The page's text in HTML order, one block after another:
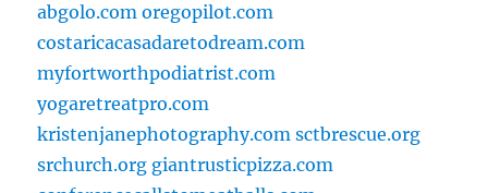
abgolo.com oregopilot.com
costaricacasadaretodream.com
myfortworthpodiatrist.com
yogaretreatpro.com
kristenjanephotography.com sctbrescue.org
srchurch.org giantrusticpizza.com